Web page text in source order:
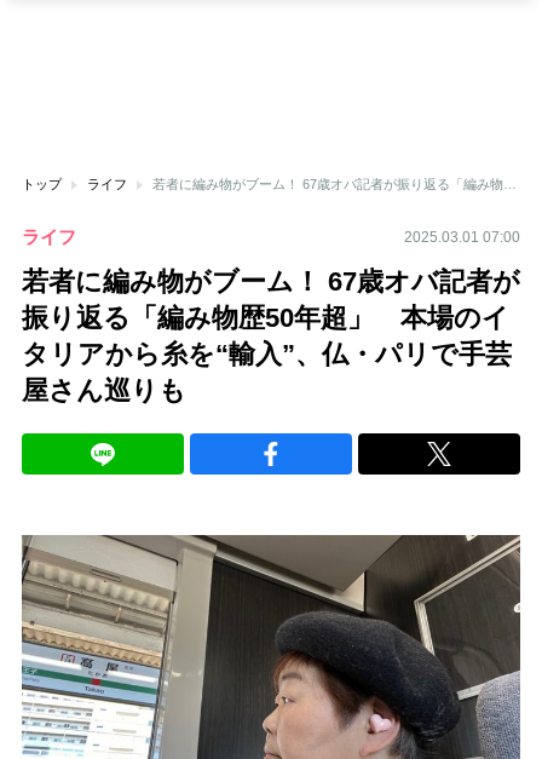
トップ ライフ
ライフ 2025.03.01 07:00
若者に編み物がブーム！ 67歳オバ記者が
振り返る「編み物歴50年超」 本場のイ
タリアから糸を“輸入”、仏・パリで手芸
屋さん巡りも